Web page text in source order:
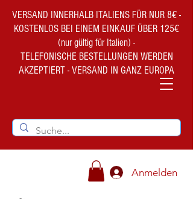
VERSAND INNERHALB ITALIENS FÜR NUR 8€ -
KOSTENLOS BEI EINEM EINKAUF ÜBER 125€
(nur gültig für Italien) -
TELEFONISCHE BESTELLUNGEN WERDEN
AKZEPTIERT - VERSAND IN GANZ EUROPA
Anmelden